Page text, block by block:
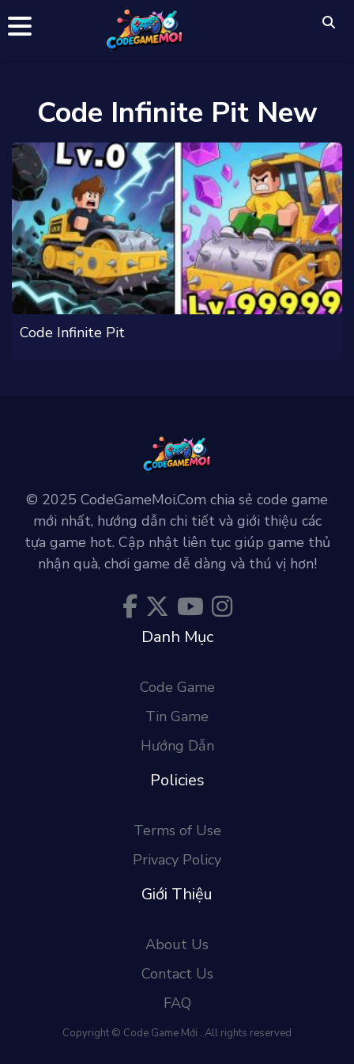
Code Infinite Pit New
Code Infinite Pit
© 2025 CodeGameMoi.Com chia sẻ code game
mới nhất, hướng dẫn chi tiết và giới thiệu các
tựa game hot. Cập nhật liên tục giúp game thủ
nhận quà, chơi game dễ dàng và thú vị hơn!
Danh Mục
Code Game
Tin Game
Hướng Dẫn
Policies
Terms of Use
Privacy Policy
Giới Thiệu
About Us
Contact Us
FAQ
Copyright © Code Game Mới . All rights reserved